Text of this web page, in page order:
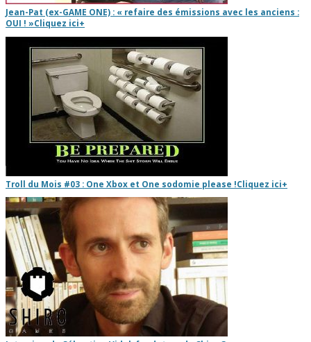
Jean-Pat (ex-GAME ONE) : « refaire des émissions avec les anciens :
OUI ! »Cliquez ici+
Troll du Mois #03 : One Xbox et One sodomie please !Cliquez ici+